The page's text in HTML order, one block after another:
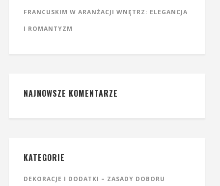
FRANCUSKIM W ARANŻACJI WNĘTRZ: ELEGANCJA
I ROMANTYZM
NAJNOWSZE KOMENTARZE
KATEGORIE
DEKORACJE I DODATKI – ZASADY DOBORU